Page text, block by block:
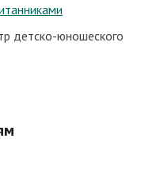
детско-юношеского